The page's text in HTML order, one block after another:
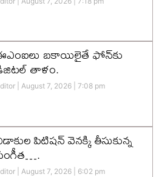
బకాయిలైతే ఫోన్‌కు
తాళం.
August 7, 2026 7:08 pm
పిటిషన్ వెనక్కి తీసుకున్న
August 7, 2026 6:02 pm